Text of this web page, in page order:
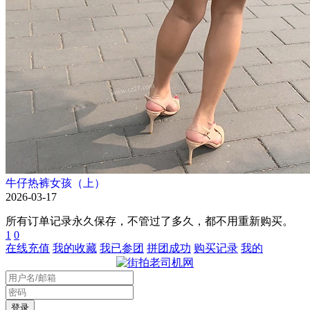
牛仔热裤女孩（上）
2026-03-17
所有订单记录永久保存，不管过了多久，都不用重新购买。
1 0
在线充值 我的收藏 我已参团 拼团成功 购买记录 我的